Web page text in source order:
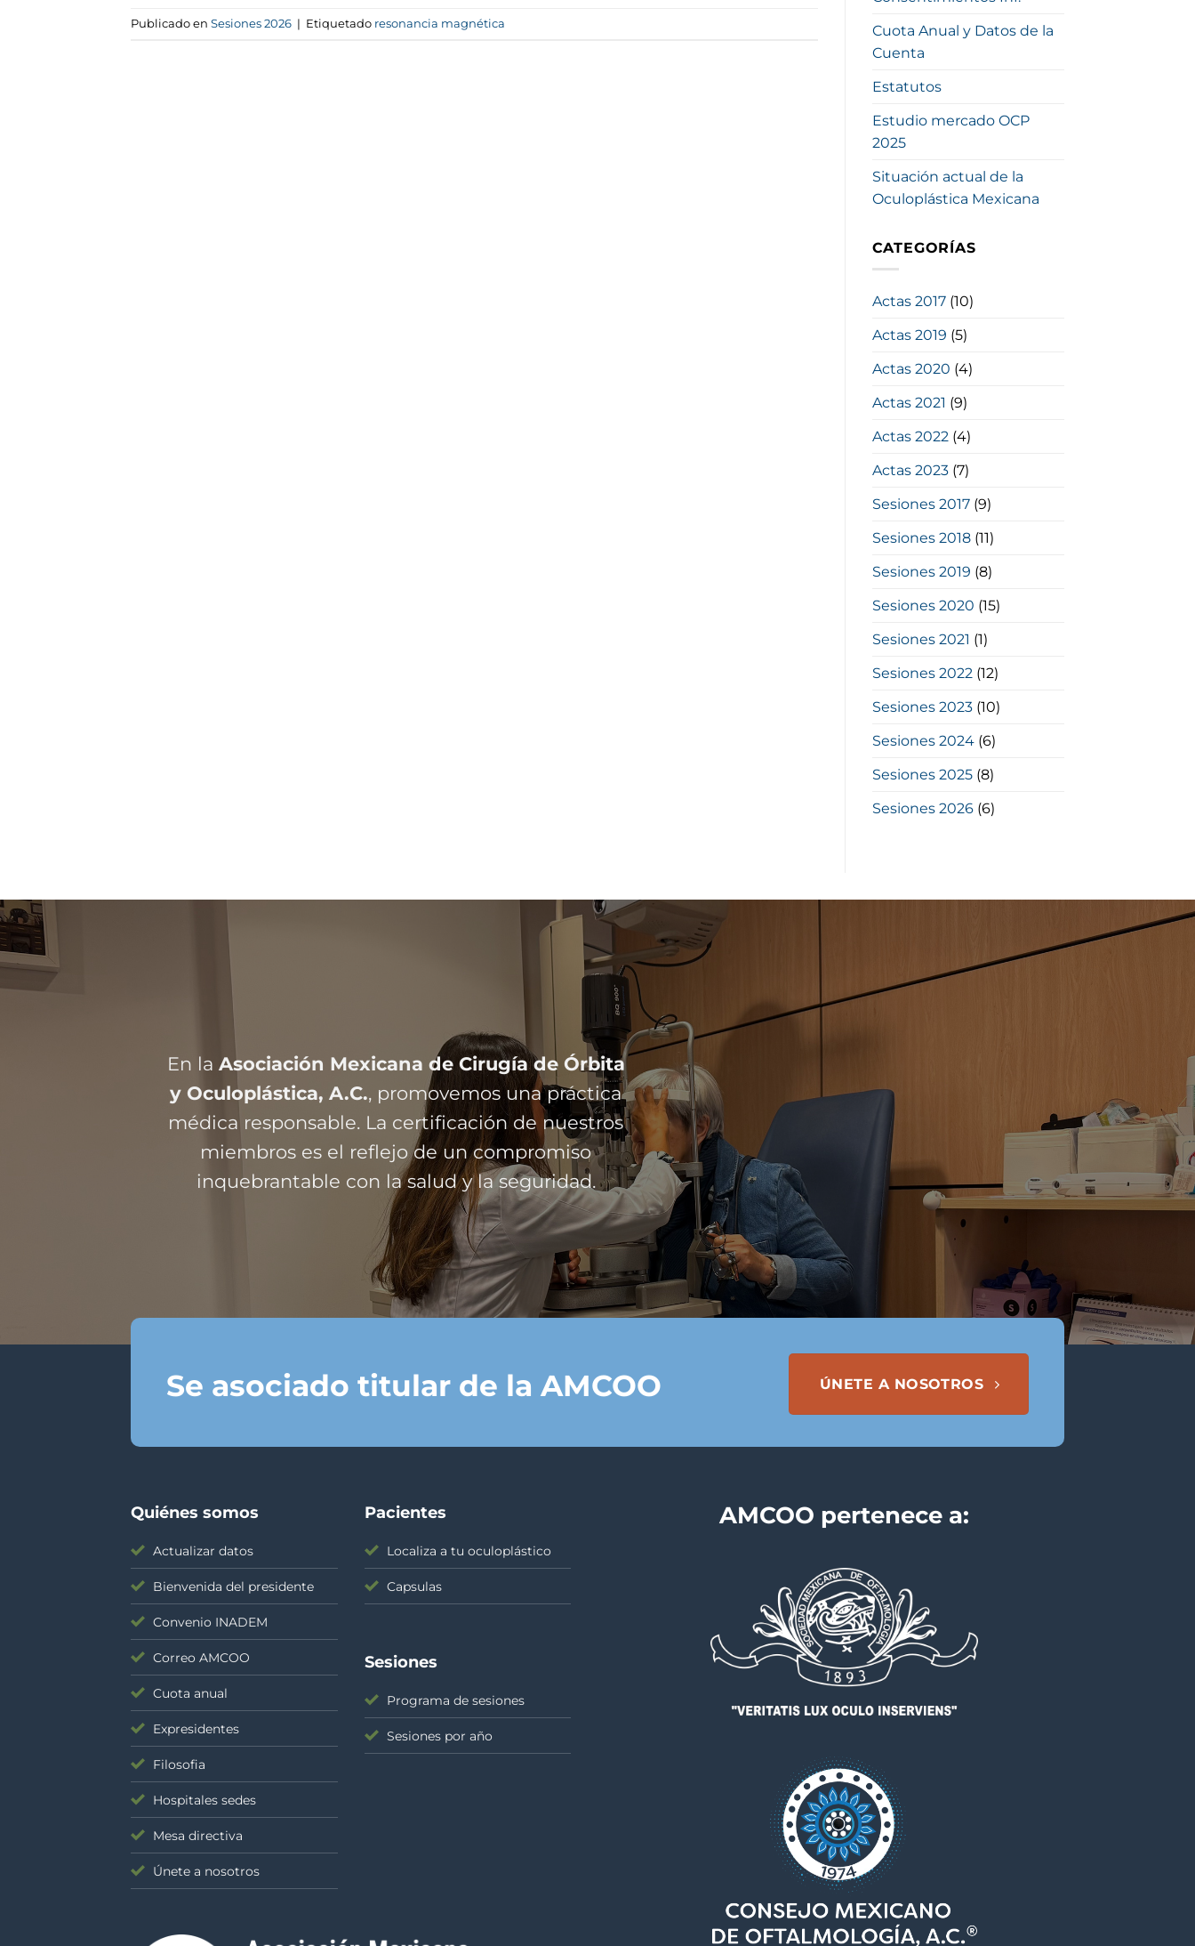
Publicado en Sesiones 2026 | Etiquetado resonancia magnética
Cuota Anual y Datos de la
Cuenta
Estatutos
Estudio mercado OCP
2025
Situación actual de la
Oculoplástica Mexicana
CATEGORÍAS
Actas 2017(10)
Actas 2019 (5)
Actas 2020 (4)
Actas 2021 (9)
Actas 2022(4)
Actas 2023(7)
Sesiones 2017(9)
Sesiones 2018(11)
Sesiones 2019 (8)
Sesiones 2020 (15)
Sesiones 2021 (1)
Sesiones 2022(12)
Sesiones 2023(10)
Sesiones 2024(6)
Sesiones 2025(8)
Sesiones 2026(6)
En la Asociación Mexicana de Cirugía de Órbita
y Oculoplástica, A.C., promovemos una práctica
médica responsable. La certificación de nuestros
miembros es el reflejo de un compromiso
inquebrantable con la salud y la seguridad.
Se asociado titular de la AMCOO ÚNETE A NOSOTROS
Quiénes somos
Actualizar datos
Bienvenida del presidente
Convenio INADEM
Correo AMCOO
Cuota anual
Expresidentes
Filosofia
Hospitales sedes
Mesa directiva
Únete a nosotros
Pacientes
Localiza a tu oculoplástico
Capsulas
Sesiones
Programa de sesiones
Sesiones por año
AMCOO pertenece a: